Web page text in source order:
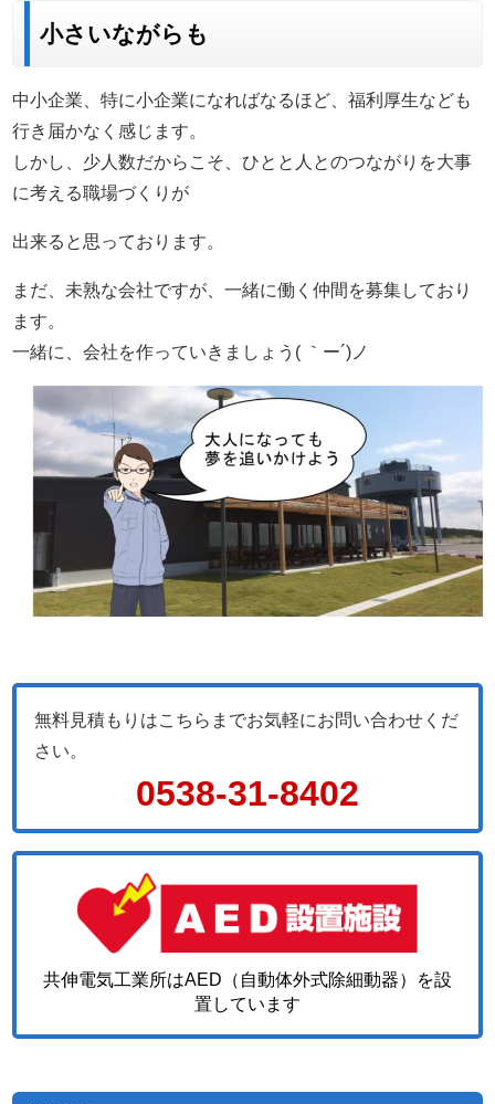
小さいながらも
中小企業、特に小企業になればなるほど、福利厚生なども
行き届かなく感じます。
しかし、少人数だからこそ、ひとと人とのつながりを大事
に考える職場づくりが
出来ると思っております。
まだ、未熟な会社ですが、一緒に働く仲間を募集しており
ます。
一緒に、会社を作っていきましょう( ｀ー´)ノ
無料見積もりはこちらまでお気軽にお問い合わせくだ
さい。
0538-31-8402
共伸電気工業所はAED（自動体外式除細動器）を設
置しています